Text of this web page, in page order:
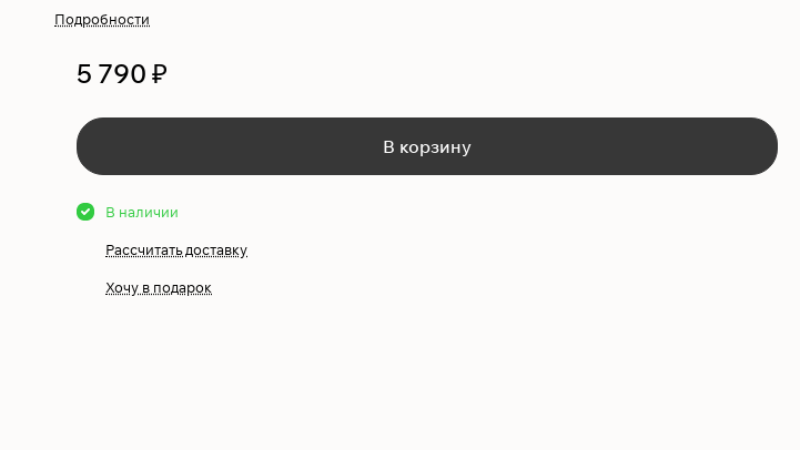
Подробности
5 790 ₽
В корзину
В наличии
Рассчитать доставку
Хочу в подарок